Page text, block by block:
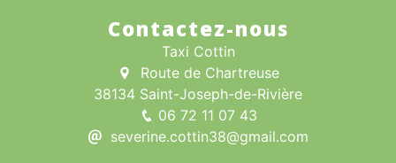
Contactez-nous
Taxi Cottin
Route de Chartreuse
38134 Saint-Joseph-de-Rivière
06 72 11 07 43
severine.cottin38@gmail.com